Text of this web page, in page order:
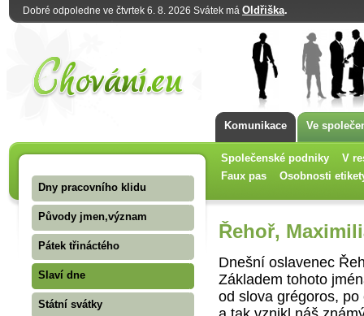
Dobré odpoledne ve čtvrtek 6. 8. 2026 Svátek má Oldřiška.
Komunikace Ve
Společenské podniky
V
Faux pas
Osobnosti
Dny pracovního klidu
Původy jmen,význam
Pátek třináctého
Slaví dne
Státní svátky
Řehoř,
Dnešní oslavenec
Základem tohoto
od slova grégoros, po